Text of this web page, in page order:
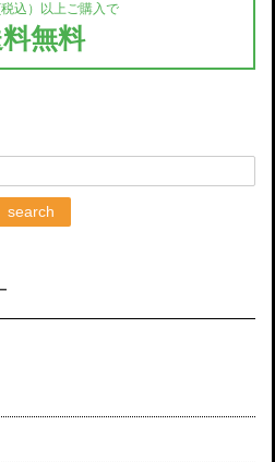
込）以上ご購入で
無料
search